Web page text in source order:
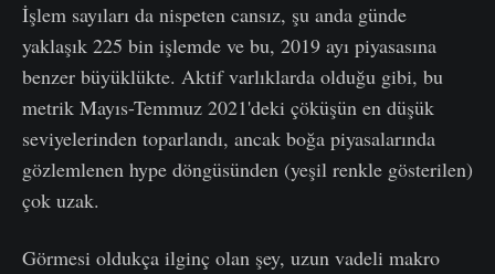
İşlem sayıları da nispeten cansız, şu anda günde
yaklaşık 225 bin işlemde ve bu, 2019 ayı piyasasına
benzer büyüklükte. Aktif varlıklarda olduğu gibi, bu
metrik Mayıs-Temmuz 2021'deki çöküşün en düşük
seviyelerinden toparlandı, ancak boğa piyasalarında
gözlemlenen hype döngüsünden (yeşil renkle gösterilen)
çok uzak.
Görmesi oldukça ilginç olan şey, uzun vadeli makro